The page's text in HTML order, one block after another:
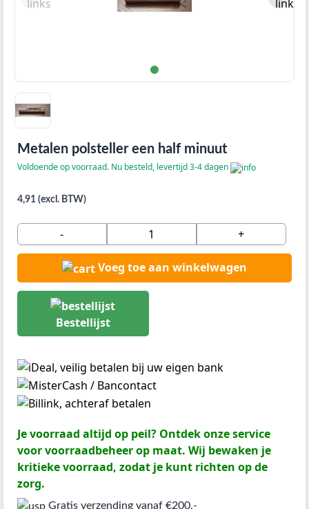
Metalen polsteller een half minuut
Voldoende op voorraad. Nu besteld, levertijd 3-4 dagen
4,91 (excl. BTW)
- +
Voeg toe aan winkelwagen
Bestellijst
Je voorraad altijd op peil? Ontdek onze service
voor voorraadbeheer op maat. Wij bewaken je
kritieke voorraad, zodat je kunt richten op de
zorg.
Gratis verzending vanaf €200,-